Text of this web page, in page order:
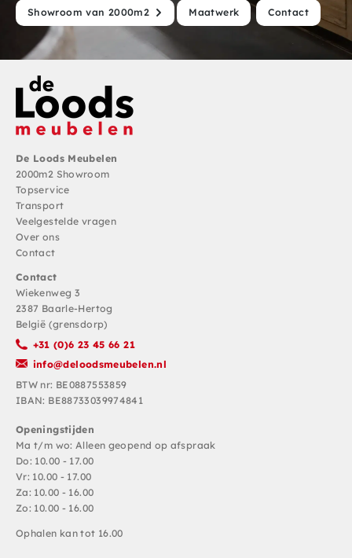
Showroom van 2000m2 Maatwerk Contact
De Loods Meubelen
2000m2 Showroom
Topservice
Transport
Veelgestelde vragen
Over ons
Contact
Contact
Wiekenweg 3
2387 Baarle-Hertog
België (grensdorp)
+31 (0)6 23 45 66 21
info@deloodsmeubelen.nl
BTW nr: BE0887553859
IBAN: BE88733039974841
Openingstijden
Ma t/m wo: Alleen geopend op afspraak
Do: 10.00 - 17.00
Vr: 10.00 - 17.00
Za: 10.00 - 16.00
Zo: 10.00 - 16.00
Ophalen kan tot 16.00